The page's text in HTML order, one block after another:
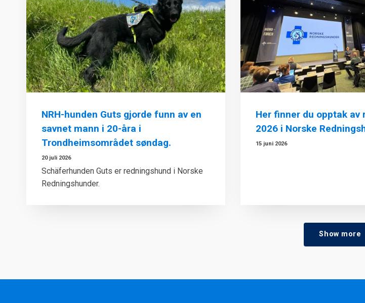
NRH-hunden Guts gjorde funn av en
savnet mann i 20-åra i
Trondheimsområdet søndag.
20 juli 2026
Schäferhunden Guts er redningshund i Norske
Redningshunder.
Her finner du opptak av
2026 i Norske
15 juni 2026
Show more